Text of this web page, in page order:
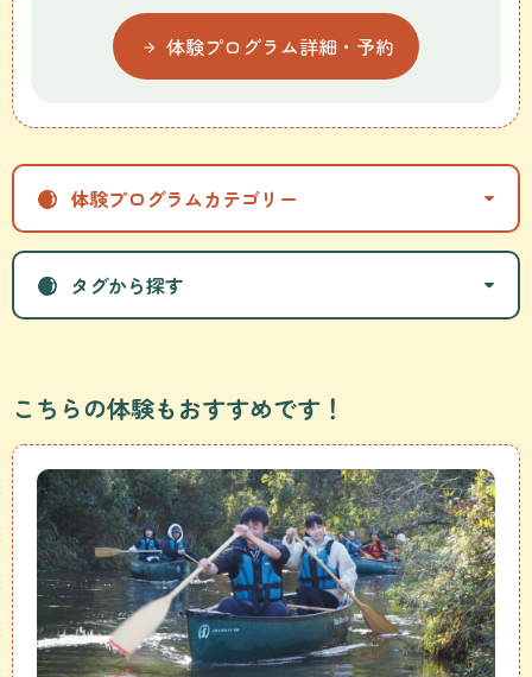
体験プログラム詳細・予約
体験プログラムカテゴリー
タグから探す
こちらの体験もおすすめです！